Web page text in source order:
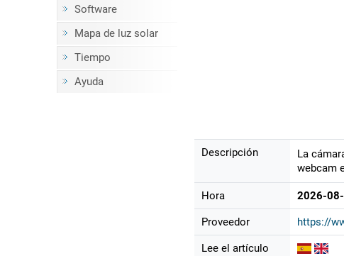
Software
Mapa de luz solar
Tiempo
Ayuda
Descripción
La
webcam
Hora 2026-
Proveedor https://
Lee el artículo